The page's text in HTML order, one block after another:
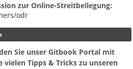
zur Online-Streitbeilegung:
odr
Sie unser Gitbook Portal mit
vielen Tipps & Tricks zu unseren